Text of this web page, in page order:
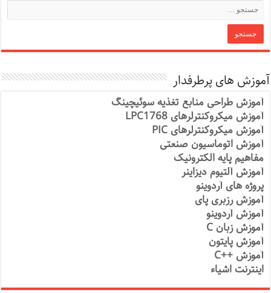
آموزش های پرطرفدار
آموزش طراحی منابع تغذیه سوئیچینگ
آموزش میکروکنترلرهای LPC1768
آموزش میکروکنترلرهای PIC
آموزش اتوماسیون صنعتی
مفاهیم پایه الکترونیک
آموزش آلتیوم دیزاینر
پروژه های آردوینو
آموزش رزبری پای
آموزش آردوینو
آموزش زبان C
آموزش پایتون
آموزش ++C
اینترنت اشیاء